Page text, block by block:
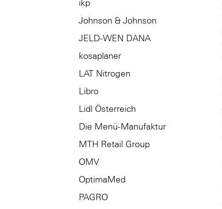
ikp
Johnson & Johnson
JELD-WEN DANA
kosaplaner
LAT Nitrogen
Libro
Lidl Österreich
Die Menü-Manufaktur
MTH Retail Group
OMV
OptimaMed
PAGRO